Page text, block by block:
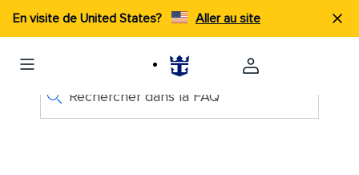
En visite de United States? Aller au site
Rechercher dans la FAQ